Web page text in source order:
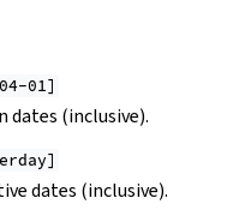
01]
dates (inclusive).
dates (inclusive).